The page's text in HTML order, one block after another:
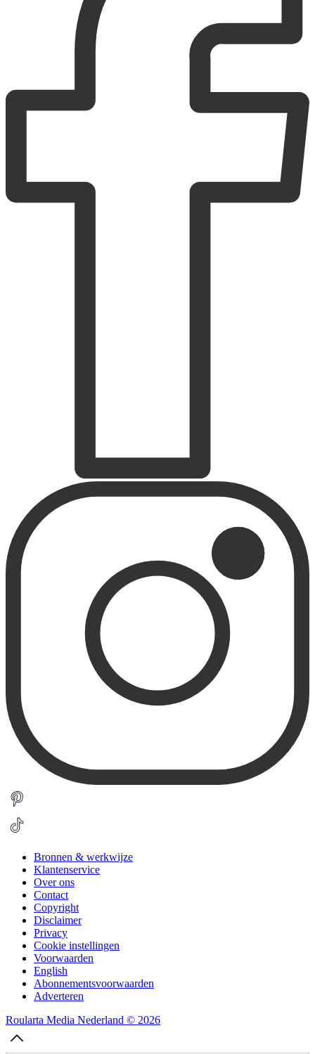
Bronnen & werkwijze
Klantenservice
Over ons
Contact
Copyright
Disclaimer
Privacy
Cookie instellingen
Voorwaarden
English
Abonnementsvoorwaarden
Adverteren
Roularta Media Nederland © 2026